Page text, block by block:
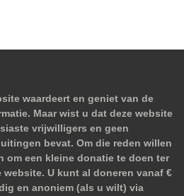
waardeert en geniet van de
Maar wist u dat deze website
vrijwilligers en geen
bevat. Om die reden willen
om een kleine donatie te doen ter
U kunt al doneren vanaf €
en anoniem (als u wilt) via